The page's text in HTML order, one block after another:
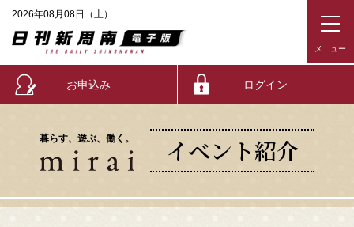
2026年08月08日（土）
お申込み ログイン
暮らす、遊ぶ、働く。 イベント紹介